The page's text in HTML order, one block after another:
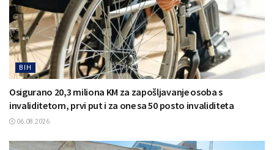
BIH
Osigurano 20,3 miliona KM za zapošljavanje osoba s
invaliditetom, prvi put i za one sa 50 posto invaliditeta
06.08.2026.